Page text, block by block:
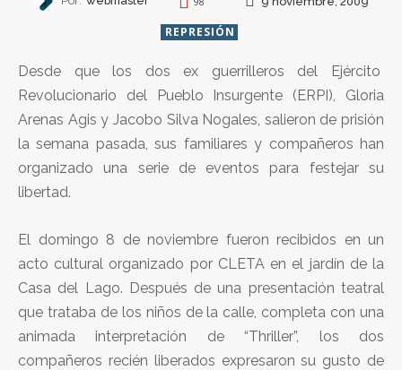
REPRESIÓN
Desde que los dos ex guerrilleros del Ejército
Revolucionario del Pueblo Insurgente (ERPI), Gloria
Arenas Agis y Jacobo Silva Nogales, salieron de prisión
la semana pasada, sus familiares y compañeros han
organizado una serie de eventos para festejar su
libertad.
El domingo 8 de noviembre fueron recibidos en un
acto cultural organizado por CLETA en el jardín de la
Casa del Lago. Después de una presentación teatral
que trataba de los niños de la calle, completa con una
animada interpretación de “Thriller”, los dos
compañeros recién liberados expresaron su gusto de